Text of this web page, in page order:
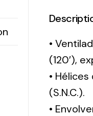
•
(120′),
•
(S.N.C.).
•